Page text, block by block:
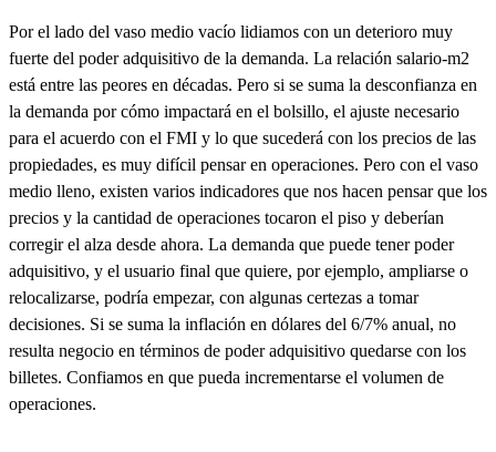
Por el lado del vaso medio vacío lidiamos con un deterioro muy
fuerte del poder adquisitivo de la demanda. La relación salario-m2
está entre las peores en décadas. Pero si se suma la desconfianza en
la demanda por cómo impactará en el bolsillo, el ajuste necesario
para el acuerdo con el FMI y lo que sucederá con los precios de las
propiedades, es muy difícil pensar en operaciones. Pero con el vaso
medio lleno, existen varios indicadores que nos hacen pensar que los
precios y la cantidad de operaciones tocaron el piso y deberían
corregir el alza desde ahora. La demanda que puede tener poder
adquisitivo, y el usuario final que quiere, por ejemplo, ampliarse o
relocalizarse, podría empezar, con algunas certezas a tomar
decisiones. Si se suma la inflación en dólares del 6/7% anual, no
resulta negocio en términos de poder adquisitivo quedarse con los
billetes. Confiamos en que pueda incrementarse el volumen de
operaciones.